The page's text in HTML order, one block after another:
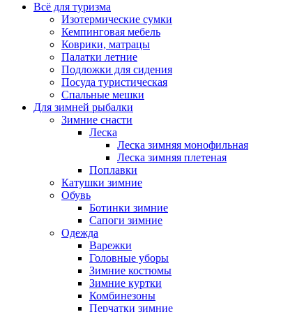
Всё для туризма
Изотермические сумки
Кемпинговая мебель
Коврики, матрацы
Палатки летние
Подложки для сидения
Посуда туристическая
Спальные мешки
Для зимней рыбалки
Зимние снасти
Леска
Леска зимняя монофильная
Леска зимняя плетеная
Поплавки
Катушки зимние
Обувь
Ботинки зимние
Сапоги зимние
Одежда
Варежки
Головные уборы
Зимние костюмы
Зимние куртки
Комбинезоны
Перчатки зимние